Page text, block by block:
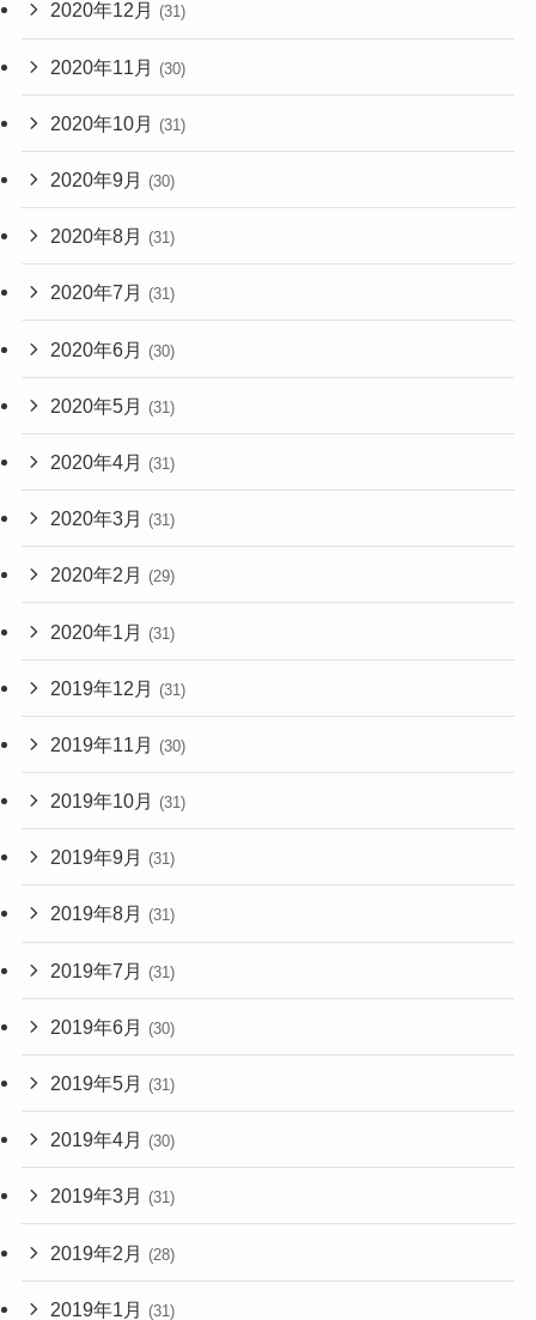
2020年12月 (31)
2020年11月 (30)
2020年10月 (31)
2020年9月 (30)
2020年8月 (31)
2020年7月 (31)
2020年6月 (30)
2020年5月 (31)
2020年4月 (31)
2020年3月 (31)
2020年2月 (29)
2020年1月 (31)
2019年12月 (31)
2019年11月 (30)
2019年10月 (31)
2019年9月 (31)
2019年8月 (31)
2019年7月 (31)
2019年6月 (30)
2019年5月 (31)
2019年4月 (30)
2019年3月 (31)
2019年2月 (28)
2019年1月 (31)